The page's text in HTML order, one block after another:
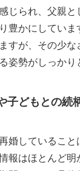
じられ、父親
豊かにしていま
すが、その少な
姿勢がしっかり
子どもとの続
婚していること
報はほとんど明